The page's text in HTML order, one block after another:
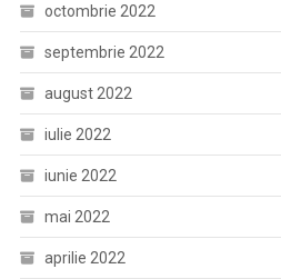
octombrie 2022
septembrie 2022
august 2022
iulie 2022
iunie 2022
mai 2022
aprilie 2022